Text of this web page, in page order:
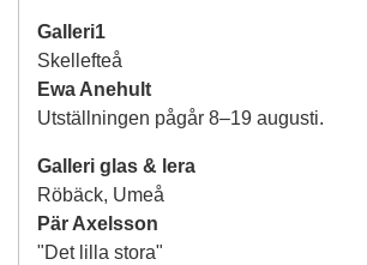
Galleri1
Skellefteå
Ewa Anehult
Utställningen pågår 8–19 augusti.
Galleri glas & lera
Röbäck, Umeå
Pär Axelsson
"Det lilla stora"